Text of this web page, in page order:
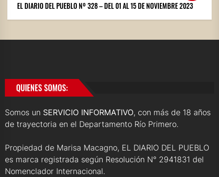
EL DIARIO DEL PUEBLO Nº 328 – DEL 01 AL 15 DE NOVIEMBRE 2023
QUIENES SOMOS:
Somos un SERVICIO INFORMATIVO, con más de 18 años
de trayectoria en el Departamento Río Primero.
Propiedad de Marisa Macagno, EL DIARIO DEL PUEBLO
es marca registrada según Resolución N° 2941831 del
Nomenclador Internacional.